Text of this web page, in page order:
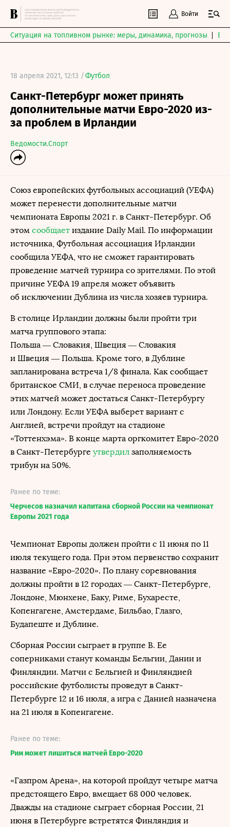
Войти
Ситуация на топливном рынке: меры, динамика, прогнозы
18 апреля 2021, 12:13 /Футбол
Санкт-Петербург может принять
дополнительные матчи Евро-2020 из-
за проблем в Ирландии
Ведомости.Спорт
Союз европейских футбольных ассоциаций (УЕФА)
может перенести дополнительные матчи
чемпионата Европы 2021 г. в Санкт-Петербург. Об
этом сообщает издание Daily Mail. По информации
источника, Футбольная ассоциация Ирландии
сообщила УЕФА, что не сможет гарантировать
проведение матчей турнира со зрителями. По этой
причине УЕФА 19 апреля может объявить
об исключении Дублина из числа хозяев турнира.
В столице Ирландии должны были пройти три
матча группового этапа:
Польша — Словакия, Швеция — Словакия
и Швеция — Польша. Кроме того, в Дублине
запланирована встреча 1/8 финала. Как сообщает
британское СМИ, в случае переноса проведение
этих матчей может достаться Санкт-Петербургу
или Лондону. Если УЕФА выберет вариант с
Англией, встречи пройдут на стадионе
«Тоттенхэма». В конце марта оргкомитет Евро-2020
в Санкт-Петербурге утвердил заполняемость
трибун на 50%.
Ранее по теме:
Черчесов назначил капитана сборной России на чемпионат
Европы 2021 года
Чемпионат Европы должен пройти с 11 июня по 11
июля текущего года. При этом первенство сохранит
название «Евро-2020». По плану соревнования
должны пройти в 12 городах — Санкт-Петербурге,
Лондоне, Мюнхене, Баку, Риме, Бухаресте,
Копенгагене, Амстердаме, Бильбао, Глазго,
Будапеште и Дублине.
Сборная России сыграет в группе B. Ее
соперниками станут команды Бельгии, Дании и
Финляндии. Матчи с Бельгией и Финляндией
российские футболисты проведут в Санкт-
Петербурге 12 и 16 июля, а игра с Данией назначена
на 21 июля в Копенгагене.
Ранее по теме:
Рим может лишиться матчей Евро-2020
«Газпром Арена», на которой пройдут четыре матча
предстоящего Евро, вмещает 68 000 человек.
Дважды на стадионе сыграет сборная России, 21
июня в Петербурге встретятся Финляндия и